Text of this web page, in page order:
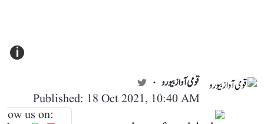
i
قومی آواز بیورو
Published: 18 Oct 2021, 10:40 AM
us on: